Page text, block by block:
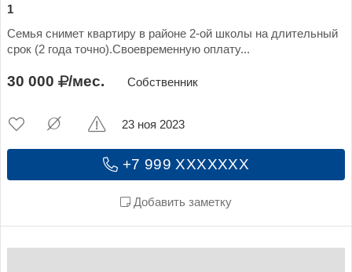
1
Семья снимет квартиру в районе 2-ой школы на длительный
срок (2 года точно).Своевременную оплату...
30 000 /мес. Собственник
+7 999 XXXXXXX
Добавить заметку
23 ноя 2023